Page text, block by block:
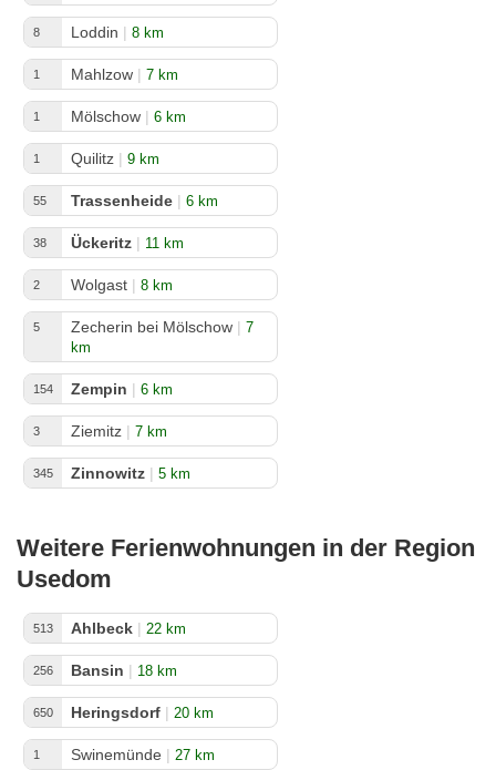
8 Loddin | 8 km
1 Mahlzow | 7 km
1 Mölschow | 6 km
1 Quilitz | 9 km
55 Trassenheide | 6 km
38 Ückeritz | 11 km
2 Wolgast | 8 km
5 Zecherin bei Mölschow | 7
km
154 Zempin | 6 km
3 Ziemitz | 7 km
345 Zinnowitz | 5 km
Weitere Ferienwohnungen in der Region
Usedom
513 Ahlbeck | 22 km
256 Bansin | 18 km
650 Heringsdorf | 20 km
1 Swinemünde | 27 km